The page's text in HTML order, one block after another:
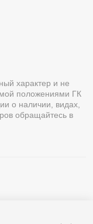
характер и не
положениями ГК
о наличии, видах,
обращайтесь в